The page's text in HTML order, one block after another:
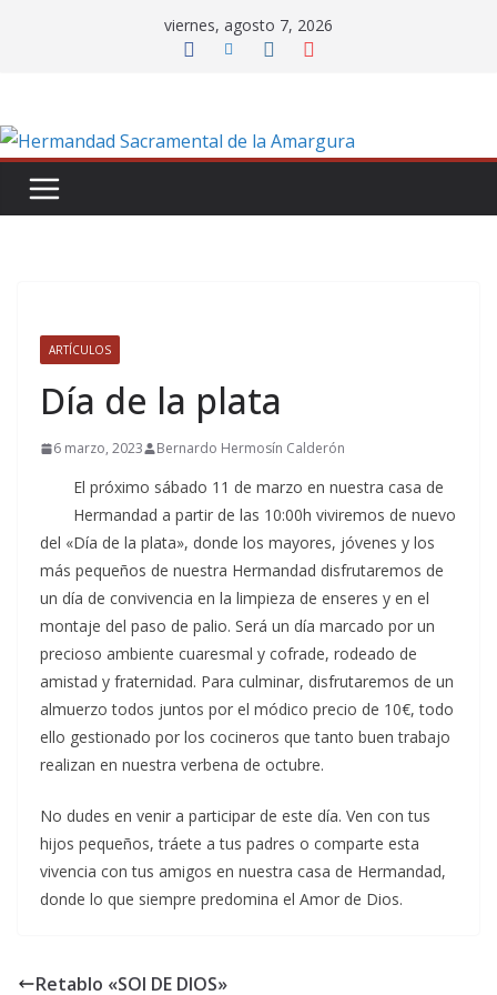
viernes, agosto 7, 2026
ARTÍCULOS
Día de la plata
6 marzo, 2023 Bernardo Hermosín Calderón
El próximo sábado 11 de marzo en nuestra casa de
Hermandad a partir de las 10:00h viviremos de nuevo
del «Día de la plata», donde los mayores, jóvenes y los
más pequeños de nuestra Hermandad disfrutaremos de
un día de convivencia en la limpieza de enseres y en el
montaje del paso de palio. Será un día marcado por un
precioso ambiente cuaresmal y cofrade, rodeado de
amistad y fraternidad. Para culminar, disfrutaremos de un
almuerzo todos juntos por el módico precio de 10€, todo
ello gestionado por los cocineros que tanto buen trabajo
realizan en nuestra verbena de octubre.
No dudes en venir a participar de este día. Ven con tus
hijos pequeños, tráete a tus padres o comparte esta
vivencia con tus amigos en nuestra casa de Hermandad,
donde lo que siempre predomina el Amor de Dios.
Retablo «SOI DE DIOS»